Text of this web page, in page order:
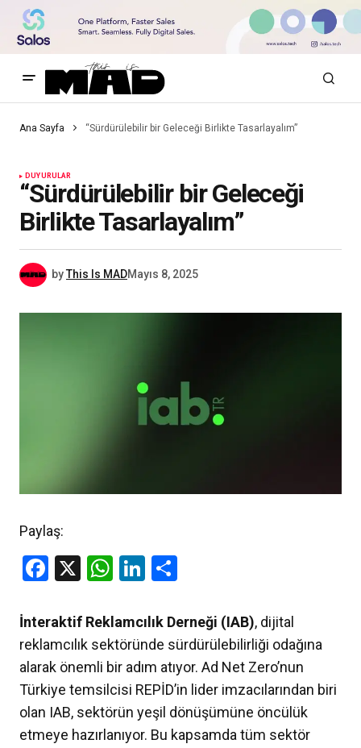
Ana Sayfa “Sürdürülebilir bir Geleceği Birlikte Tasarlayalım”
DUYURULAR
“Sürdürülebilir bir Geleceği
Birlikte Tasarlayalım”
byThis Is MADMayıs 8, 2025
Paylaş:
Facebook
X WhatsApp
LinkedIn
İnteraktif Reklamcılık Derneği (IAB), dijital
reklamcılık sektöründe sürdürülebilirliği odağına
alarak önemli bir adım atıyor. Ad Net Zero’nun
Türkiye temsilcisi REPİD’in lider imzacılarından biri
olan IAB, sektörün yeşil dönüşümüne öncülük
etmeye hazırlanıyor. Bu kapsamda tüm sektör